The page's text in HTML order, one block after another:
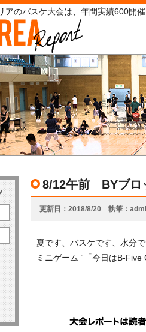
アのバスケ大会は、年間実績600開催
8/12午前 BYブロ
更新日 2018/8/20 執筆
夏です、バスケです、水分
ミニゲーム “「今日はB-